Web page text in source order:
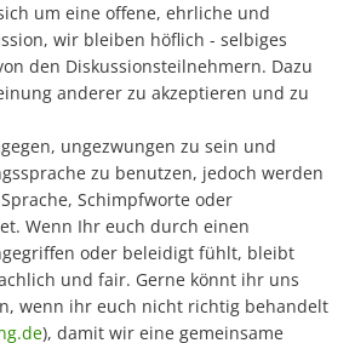
um eine offene, ehrliche und
wir bleiben höflich - selbiges
den Diskussionsteilnehmern. Dazu
anderer zu akzeptieren und zu
ungezwungen zu sein und
zu benutzen, jedoch werden
Schimpfworte oder
Wenn Ihr euch durch einen
oder beleidigt fühlt, bleibt
und fair. Gerne könnt ihr uns
wenn ihr euch nicht richtig behandelt
), damit wir eine gemeinsame